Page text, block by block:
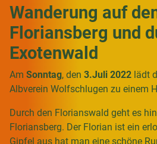
Wanderung auf
Floriansberg und
Exotenwald
Am Sonntag, den 3.Juli 2022 lädt
Albverein Wolfschlugen zu einem
Durch den Florianswald geht es
Floriansberg. Der Florian ist ein
Gipfel aus hat man eine schöne